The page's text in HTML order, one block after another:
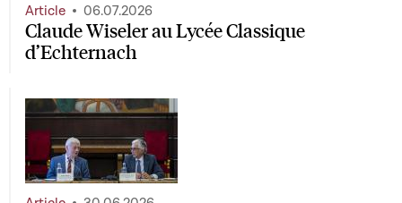
Claude Wiseler au Lycée Classique
d’Echternach
Article 06.07.2026